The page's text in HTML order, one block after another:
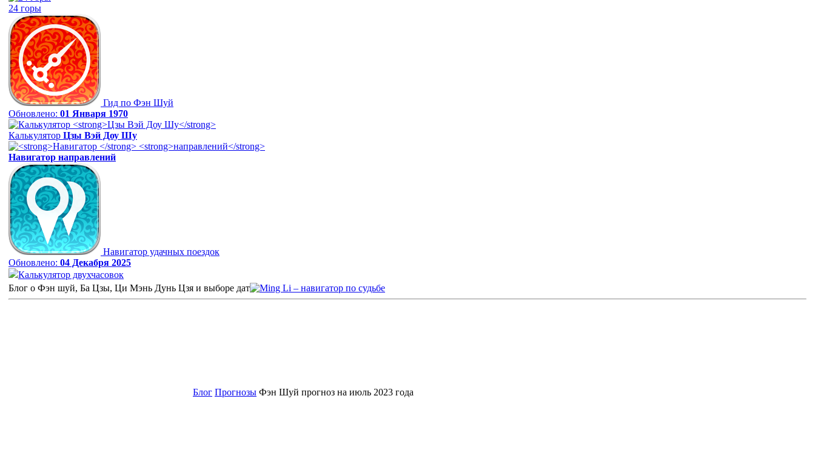
24 горы
Гид по Фэн Шуй
Обновлено: 01 Января 1970
Калькулятор Цзы Вэй Доу Шу
Навигатор направлений
Навигатор удачных поездок
Обновлено: 04 Декабря 2025
Калькулятор двухчасовок
Блог о Фэн шуй, Ба Цзы, Ци Мэнь Дунь Цзя и выборе дат
Блог Прогнозы Фэн Шуй прогноз на июль 2023 года